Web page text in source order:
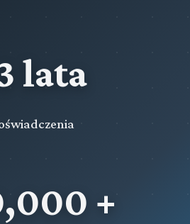
lata
+